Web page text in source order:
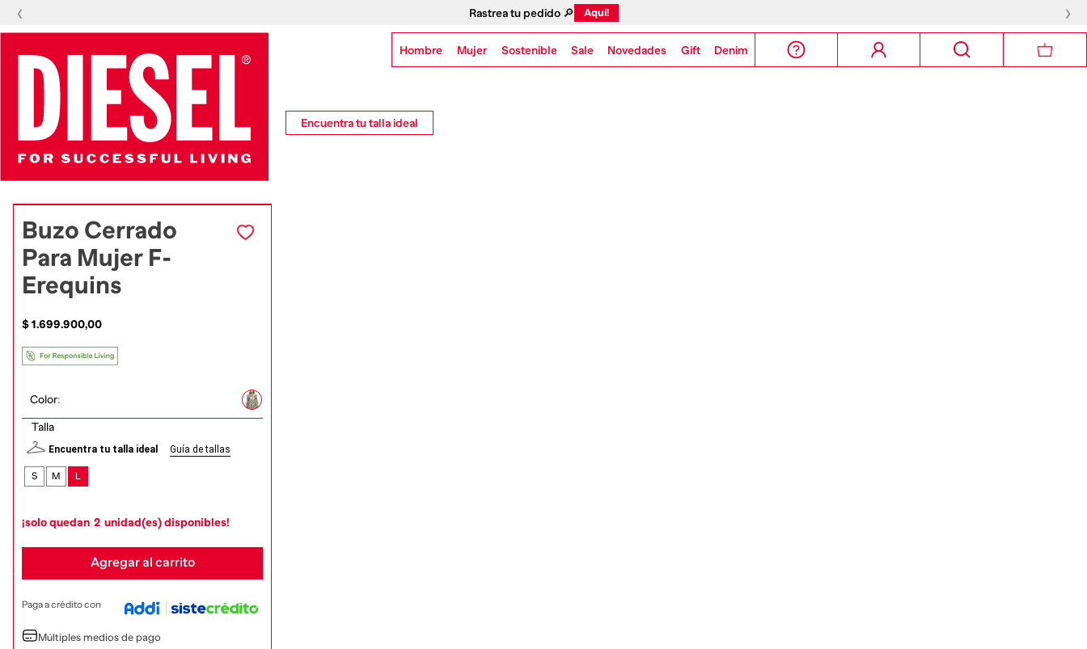
‹ Rastrea tu pedido 🔎 Aquí! ›
Hombre Mujer Sostenible Sale Novedades Gift Denim
Encuentra tu talla ideal
Buzo Cerrado
Para Mujer F-
Erequins
$1.699.900,00
Color:
Talla
Encuentra tu talla ideal Guía de tallas
S M L
¡solo quedan 2 unidad(es) disponibles!
Agregar al carrito
Paga a crédito con
Múltiples medios de pago